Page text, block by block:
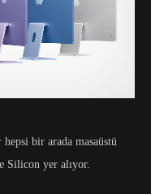
bir arada masaüstü
Silicon yer alıyor.